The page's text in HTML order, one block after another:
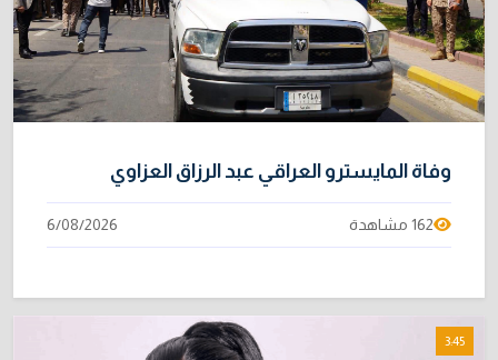
وفاة المايسترو العراقي عبد الرزاق العزاوي
162 مشاهدة 6/08/2026
3:45